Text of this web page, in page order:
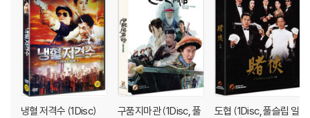
냉혈 저격수 (1Disc)
구품지마관 (1Disc, 풀
도협 (1Disc, 풀슬립 일